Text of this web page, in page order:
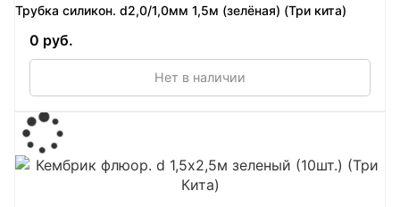
Трубка силикон. d2,0/1,0мм 1,5м (зелёная) (Три кита)
0 руб.
Нет в наличии